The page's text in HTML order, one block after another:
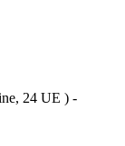
24 UE ) -